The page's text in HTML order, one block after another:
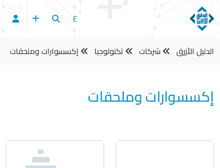
E
الدليل الأزرق شركات تكنولوجيا إكسسوارات وملحقات
إكسسوارات وملحقات